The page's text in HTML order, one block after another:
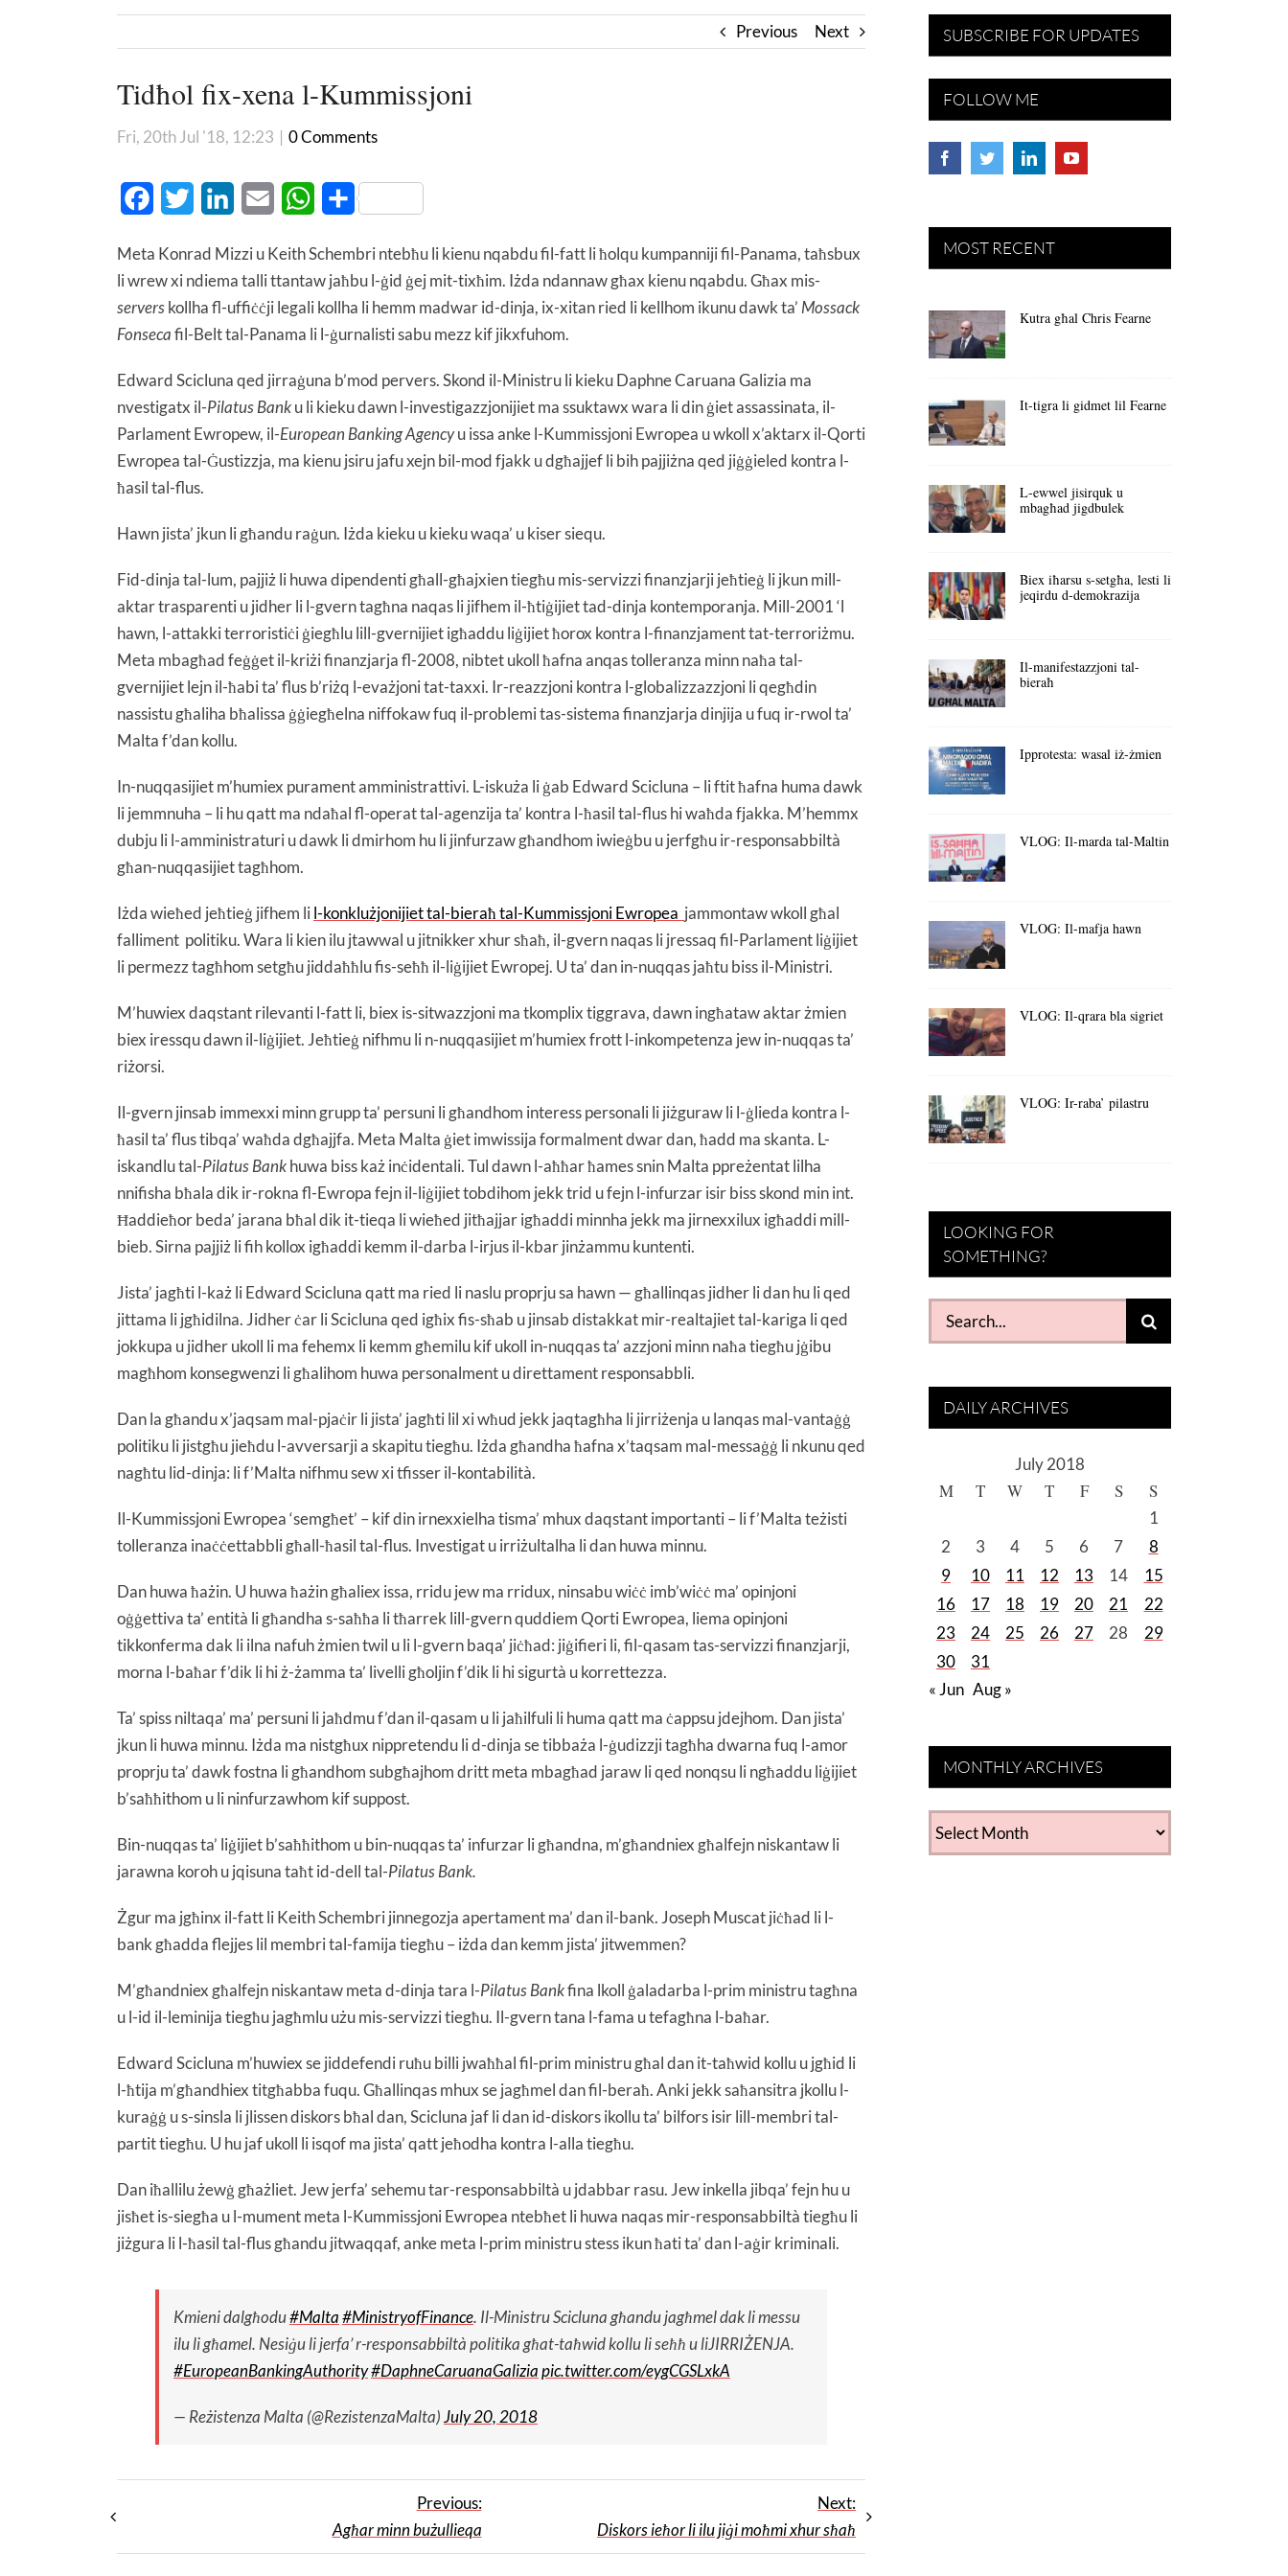
Previous Next
Tidħol fix-xena l-Kummissjoni
Fri, 20th Jul '18, 12:23 | 0 Comments
FacebookTwitter LinkedInEmail WhatsApp
Share
Meta Konrad Mizzi u Keith Schembri ntebħu li kienu nqabdu fil-fatt li ħolqu kumpanniji fil-Panama, taħsbux
li wrew xi ndiema talli ttantaw jaħbu l-ġid ġej mit-tixħim. Iżda ndannaw għax kienu nqabdu. Għax mis-
serverskollha fl-uffiċċji legali kollha li hemm madwar id-dinja, ix-xitan ried li kellhom ikunu dawk ta’ Mossack
Fonsecafil-Belt tal-Panama li l-ġurnalisti sabu mezz kif jikxfuhom.
Edward Scicluna qed jirraġuna b’mod pervers. Skond il-Ministru li kieku Daphne Caruana Galizia ma
nvestigatx il-Pilatus Banku li kieku dawn l-investigazzjonijiet ma ssuktawx wara li din ġiet assassinata, il-
Parlament Ewropew, il-European Banking Agencyu issa anke l-Kummissjoni Ewropea u wkoll x’aktarx il-Qorti
Ewropea tal-Ġustizzja, ma kienu jsiru jafu xejn bil-mod fjakk u dgħajjef li bih pajjiżna qed jiġġieled kontra l-
ħasil tal-flus.
Hawn jista’ jkun li għandu raġun. Iżda kieku u kieku waqa’ u kiser siequ.
Fid-dinja tal-lum, pajjiż li huwa dipendenti għall-għajxien tiegħu mis-servizzi finanzjarji jeħtieġ li jkun mill-
aktar trasparenti u jidher li l-gvern tagħna naqas li jifhem il-ħtiġijiet tad-dinja kontemporanja. Mill-2001 ‘l
hawn, l-attakki terroristiċi ġiegħlu lill-gvernijiet igħaddu liġijiet ħorox kontra l-finanzjament tat-terroriżmu.
Meta mbagħad feġġet il-kriżi finanzjarja fl-2008, nibtet ukoll ħafna anqas tolleranza minn naħa tal-
gvernijiet lejn il-ħabi ta’ flus b’riżq l-evażjoni tat-taxxi. Ir-reazzjoni kontra l-globalizzazzjoni li qegħdin
nassistu għaliha bħalissa ġġiegħelna niffokaw fuq il-problemi tas-sistema finanzjarja dinjija u fuq ir-rwol ta’
Malta f’dan kollu.
In-nuqqasijiet m’humiex purament amministrattivi. L-iskuża li ġab Edward Scicluna – li ftit ħafna huma dawk
li jemmnuha – li hu qatt ma ndaħal fl-operat tal-agenzija ta’ kontra l-ħasil tal-flus hi waħda fjakka. M’hemmx
dubju li l-amministraturi u dawk li dmirhom hu li jinfurzaw għandhom iwieġbu u jerfgħu ir-responsabbiltà
għan-nuqqasijiet tagħhom.
Iżda wieħed jeħtieġ jifhem lil-konklużjonijiet tal-bieraħ tal-Kummissjoni Ewropea jammontaw wkoll għal
falliment politiku. Wara li kien ilu jtawwal u jitnikker xhur sħaħ, il-gvern naqas li jressaq fil-Parlament liġijiet
li permezz tagħhom setgħu jiddaħħlu fis-seħħ il-liġijiet Ewropej. U ta’ dan in-nuqqas jaħtu biss il-Ministri.
M’huwiex daqstant rilevanti l-fatt li, biex is-sitwazzjoni ma tkomplix tiggrava, dawn ingħataw aktar żmien
biex iressqu dawn il-liġijiet. Jeħtieġ nifhmu li n-nuqqasijiet m’humiex frott l-inkompetenza jew in-nuqqas ta’
riżorsi.
Il-gvern jinsab immexxi minn grupp ta’ persuni li għandhom interess personali li jiżguraw li l-ġlieda kontra l-
ħasil ta’ flus tibqa’ waħda dgħajjfa. Meta Malta ġiet imwissija formalment dwar dan, ħadd ma skanta. L-
iskandlu tal-PilatusBankhuwa biss każ inċidentali. Tul dawn l-aħħar ħames snin Malta ppreżentat lilha
nnifisha bħala dik ir-rokna fl-Ewropa fejn il-liġijiet tobdihom jekk trid u fejn l-infurzar isir biss skond min int.
Ħaddieħor beda’ jarana bħal dik it-tieqa li wieħed jitħajjar igħaddi minnha jekk ma jirnexxilux igħaddi mill-
bieb. Sirna pajjiż li fih kollox igħaddi kemm il-darba l-irjus il-kbar jinżammu kuntenti.
Jista’ jagħti l-każ li Edward Scicluna qatt ma ried li naslu proprju sa hawn — għallinqas jidher li dan hu li qed
jittama li jgħidilna. Jidher ċar li Scicluna qed igħix fis-sħab u jinsab distakkat mir-realtajiet tal-kariga li qed
jokkupa u jidher ukoll li ma fehemx li kemm għemilu kif ukoll in-nuqqas ta’ azzjoni minn naħa tiegħu jġibu
magħhom konsegwenzi li għalihom huwa personalment u direttament responsabbli.
Dan la għandu x’jaqsam mal-pjaċir li jista’ jagħti lil xi wħud jekk jaqtagħha li jirriżenja u lanqas mal-vantaġġ
politiku li jistgħu jieħdu l-avversarji a skapitu tiegħu. Iżda għandha ħafna x’taqsam mal-messaġġ li nkunu qed
nagħtu lid-dinja: li f’Malta nifhmu sew xi tfisser il-kontabilità.
Il-Kummissjoni Ewropea ‘semgħet’ – kif din irnexxielha tisma’ mhux daqstant importanti – li f’Malta teżisti
tolleranza inaċċettabbli għall-ħasil tal-flus. Investigat u irriżultalha li dan huwa minnu.
Dan huwa ħażin. U huwa ħażin għaliex issa, rridu jew ma rridux, ninsabu wiċċ imb’wiċċ ma’ opinjoni
oġġettiva ta’ entità li għandha s-saħħa li tħarrek lill-gvern quddiem Qorti Ewropea, liema opinjoni
tikkonferma dak li ilna nafuh żmien twil u li l-gvern baqa’ jiċħad: jiġifieri li, fil-qasam tas-servizzi finanzjarji,
morna l-baħar f’dik li hi ż-żamma ta’ livelli għoljin f’dik li hi sigurtà u korrettezza.
Ta’ spiss niltaqa’ ma’ persuni li jaħdmu f’dan il-qasam u li jaħilfuli li huma qatt ma ċappsu jdejhom. Dan jista’
jkun li huwa minnu. Iżda ma nistgħux nippretendu li d-dinja se tibbaża l-ġudizzji tagħha dwarna fuq l-amor
proprju ta’ dawk fostna li għandhom subgħajhom dritt meta mbagħad jaraw li qed nonqsu li ngħaddu liġijiet
b’saħħithom u li ninfurzawhom kif suppost.
Bin-nuqqas ta’ liġijiet b’saħħithom u bin-nuqqas ta’ infurzar li għandna, m’għandniex għalfejn niskantaw li
jarawna koroh u jqisuna taħt id-dell tal-Pilatus Bank.
Żgur ma jgħinx il-fatt li Keith Schembri jinnegozja apertament ma’ dan il-bank. Joseph Muscat jiċħad li l-
bank għadda flejjes lil membri tal-famija tiegħu – iżda dan kemm jista’ jitwemmen?
M’għandniex għalfejn niskantaw meta d-dinja tara l-Pilatus Bankfina lkoll ġaladarba l-prim ministru tagħna
u l-id il-leminija tiegħu jagħmlu użu mis-servizzi tiegħu. Il-gvern tana l-fama u tefagħna l-baħar.
Edward Scicluna m’huwiex se jiddefendi ruħu billi jwaħħal fil-prim ministru għal dan it-taħwid kollu u jgħid li
l-ħtija m’għandhiex titgħabba fuqu. Għallinqas mhux se jagħmel dan fil-beraħ. Anki jekk saħansitra jkollu l-
kuraġġ u s-sinsla li jlissen diskors bħal dan, Scicluna jaf li dan id-diskors ikollu ta’ bilfors isir lill-membri tal-
partit tiegħu. U hu jaf ukoll li isqof ma jista’ qatt jeħodha kontra l-alla tiegħu.
Dan iħallilu żewġ għażliet. Jew jerfa’ sehemu tar-responsabbiltà u jdabbar rasu. Jew inkella jibqa’ fejn hu u
jisħet is-siegħa u l-mument meta l-Kummissjoni Ewropea ntebħet li huwa naqas mir-responsabbiltà tiegħu li
jiżgura li l-ħasil tal-flus għandu jitwaqqaf, anke meta l-prim ministru stess ikun ħati ta’ dan l-aġir kriminali.
Kmieni dalgħodu#Malta#MinistryofFinance. Il-Ministru Scicluna għandu jagħmel dak li messu
ilu li għamel. Nesiġu li jerfa’ r-responsabbiltà politika għat-taħwid kollu li seħħ u liJIRRIŻENJA.
#EuropeanBankingAuthority#DaphneCaruanaGaliziapic.twitter.com/eygCGSLxkA
— Reżistenza Malta (@RezistenzaMalta)July 20, 2018
Previous:
Agħar minn bużullieqa
Next:
Diskors ieħor li ilu jiġi moħmi xhur sħaħ
SUBSCRIBE FOR UPDATES
FOLLOW ME
MOST RECENT
Kutra għal Chris Fearne
It-tigra li gidmet lil Fearne
L-ewwel jisirquk u
mbagħad jigdbulek
Biex iħarsu s-setgħa, lesti li
jeqirdu d-demokrazija
Il-manifestazzjoni tal-
bieraħ
Ipprotesta: wasal iż-żmien
VLOG: Il-marda tal-Maltin
VLOG: Il-mafja hawn
VLOG: Il-qrara bla sigriet
VLOG: Ir-raba’ pilastru
LOOKING FOR
SOMETHING?
Search
for:
DAILY ARCHIVES
July 2018
M T W T F S S
1
2
3 4 5 6 7
8
9
10 11 12 13 14
15
16
17 18 19 20 21
22
23
24 25 26 27 28
29
30
31
« Jun Aug »
MONTHLY ARCHIVES
MONTHLY
ARCHIVES